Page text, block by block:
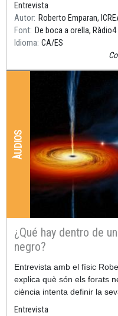
3a hora del programa, minut
Entrevista
Autor Roberto Emparan,
Font De boca a orella, Ràdio4
Idioma CA ES
ÀUDIOS
¿Qué hay dentro de
negro?
Resum
Entrevista amb el físic
explica què són els forats
ciència intenta definir la
Entrevista